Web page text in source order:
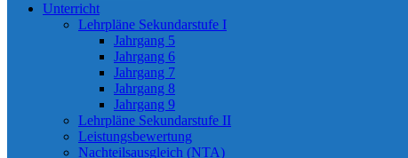
Unterricht
Lehrpläne Sekundarstufe I
Jahrgang 5
Jahrgang 6
Jahrgang 7
Jahrgang 8
Jahrgang 9
Lehrpläne Sekundarstufe II
Leistungsbewertung
Nachteilsausgleich (NTA)